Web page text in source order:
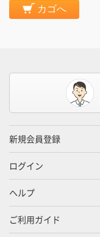
カゴへ
新規会員登録
ログイン
ヘルプ
ご利用ガイド